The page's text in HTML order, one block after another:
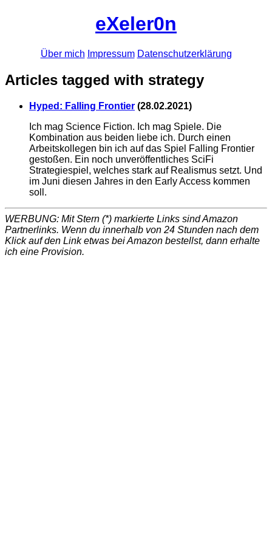
eXeler0n
Über mich Impressum Datenschutzerklärung
Articles tagged with strategy
Hyped: Falling Frontier (28.02.2021)
Ich mag Science Fiction. Ich mag Spiele. Die
Kombination aus beiden liebe ich. Durch einen
Arbeitskollegen bin ich auf das Spiel Falling Frontier
gestoßen. Ein noch unveröffentliches SciFi
Strategiespiel, welches stark auf Realismus setzt. Und
im Juni diesen Jahres in den Early Access kommen
soll.
WERBUNG: Mit Stern (*) markierte Links sind Amazon
Partnerlinks. Wenn du innerhalb von 24 Stunden nach dem
Klick auf den Link etwas bei Amazon bestellst, dann erhalte
ich eine Provision.